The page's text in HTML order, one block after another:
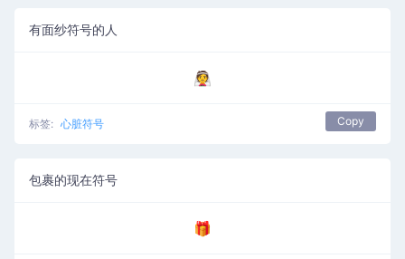
有面纱符号的人
👰
标签: 心脏符号 Copy
包裹的现在符号
🎁